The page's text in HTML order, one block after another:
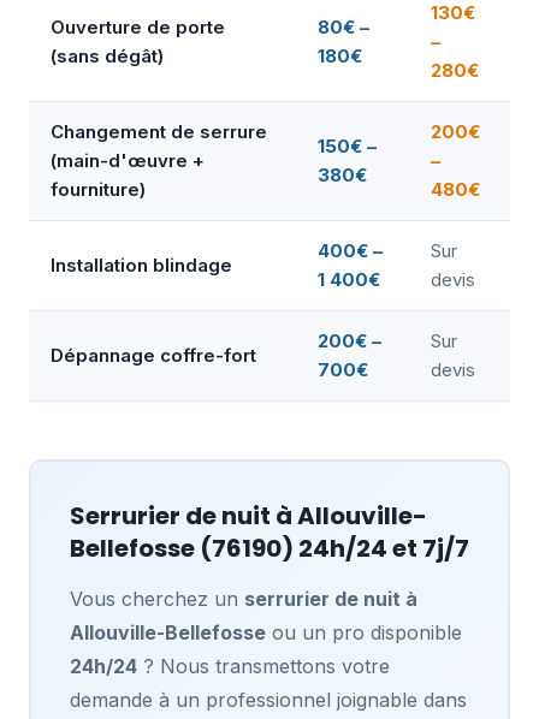
Ouverture de porte
(sans dégât)
80€ –
180€
130€
–
280€
Changement de serrure
(main-d'œuvre +
fourniture)
150€ –
380€
200€
–
480€
Installation blindage
400€ –
1 400€
Sur
devis
Dépannage coffre-fort
200€ –
700€
Sur
devis
Serrurier de nuit àAllouville-
Bellefosse(76190) 24h/24 et 7j/7
Vous cherchez un serrurier de nuit à
Allouville-Bellefosseou un pro disponible
24h/24? Nous transmettons votre
demande à un professionnel joignable dans